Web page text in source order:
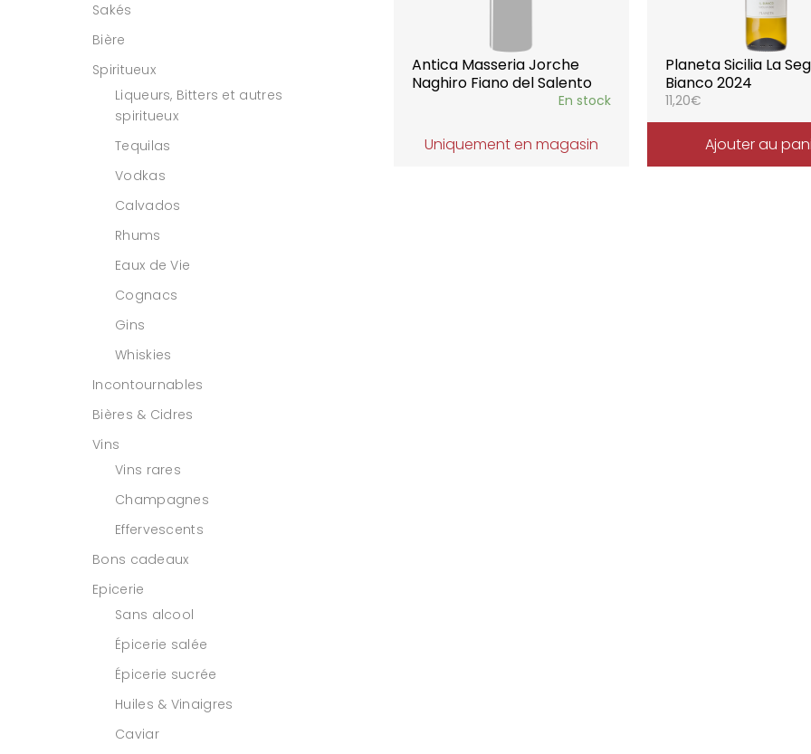
Antica Masseria Jorche
Naghiro Fiano del Salento
En stock
Uniquement en magasin
Planeta Sicilia La
Bianco 2024
11,20€
Ajouter au
Sakés
Bière
Spiritueux
Liqueurs, Bitters et autres
spiritueux
Tequilas
Vodkas
Calvados
Rhums
Eaux de Vie
Cognacs
Gins
Whiskies
Incontournables
Bières & Cidres
Vins
Vins rares
Champagnes
Effervescents
Bons cadeaux
Epicerie
Sans alcool
Épicerie salée
Épicerie sucrée
Huiles & Vinaigres
Caviar